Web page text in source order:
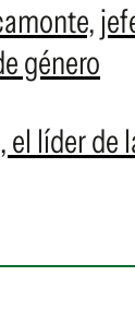
género
líder de